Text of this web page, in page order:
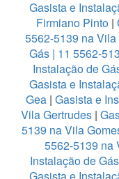
Gasista e
Firmiano Pinto|
5562-5139 na
Gás | 11 5562-
Instalação de
Gasista e
Gea | Gasista e
Vila Gertrudes |
5139 na Vila
5562-5139 na
Instalação de